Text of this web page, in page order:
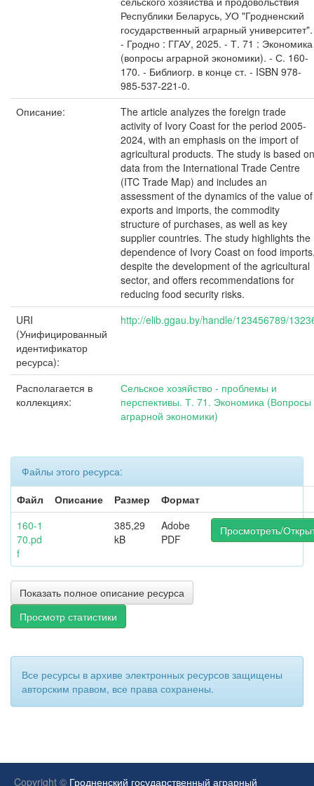
Республики Беларусь, УО "Гродненский
государственный аграрный университет".
- Гродно : ГГАУ, 2025. - Т. 71 : Экономика
(вопросы аграрной экономики). - С. 160-
170. - Библиогр. в конце ст. - ISBN 978-
985-537-221-0.
Описание:
The article analyzes the foreign trade
activity of Ivory Coast for the period 2005-
2024, with an emphasis on the import of
agricultural products. The study is based on
data from the International Trade Centre
(ITC Trade Map) and includes an
assessment of the dynamics of the value of
exports and imports, the commodity
structure of purchases, as well as key
supplier countries. The study highlights the
dependence of Ivory Coast on food
despite the development of the agricultural
sector, and offers recommendations for
reducing food security risks.
URI
(Унифицированный
идентификатор
ресурса):
http://elib.ggau.by/handle/123456789/
Располагается в
коллекциях:
Сельское хозяйство - проблемы и
перспективы. Т. 71. Экономика (Вопросы
аграрной экономики)
Файлы этого ресурса:
Файл
Описание Размер
Формат
160-1
70.pd
f
385,29
kB
Adobe
PDF
Просмотреть/
Показать полное описание ресурса
Просмотр статистики
Все ресурсы в архиве электронных ресурсов защищены
авторским правом, все права сохранены.
Copyright © Гродненский государственный аграрный